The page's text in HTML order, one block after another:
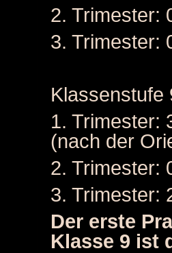
2. Trimester:
3. Trimester:
Klassenstufe
1. Trimester:
(nach der
2. Trimester:
3. Trimester:
Der erste
Klasse 9 ist